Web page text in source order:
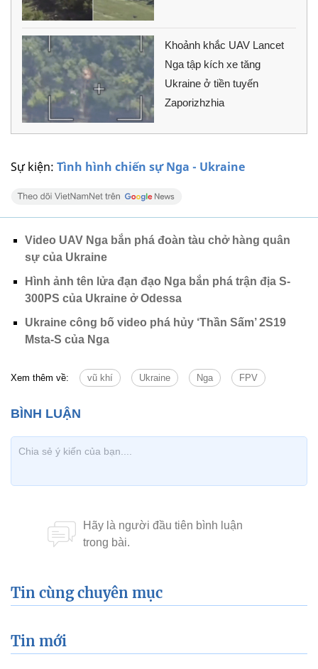
Sự kiện: Tình hình chiến sự Nga - Ukraine
Khoảnh khắc UAV Lancet
Nga tập kích xe tăng
Ukraine ở tiền tuyến
Zaporizhzhia
Video UAV Nga bắn phá đoàn tàu chở hàng quân
sự của Ukraine
Hình ảnh tên lửa đạn đạo Nga bắn phá trận địa S-
300PS của Ukraine ở Odessa
Ukraine công bố video phá hủy ‘Thần Sấm’ 2S19
Msta-S của Nga
Xem thêm về: vũ khí Ukraine Nga FPV
Tin cùng chuyên mục
Tin mới